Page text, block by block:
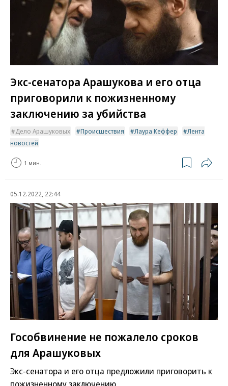
Экс-сенатора Арашукова и его отца
приговорили к пожизненному
заключению за убийства
Дело Арашуковых Происшествия Лаура Кеффер
Лента
новостей
1 мин.
05.12.2022, 22:44
Гособвинение не пожалело сроков
для Арашуковых
Экс-сенатора и его отца предложили приговорить к
пожизненному заключению